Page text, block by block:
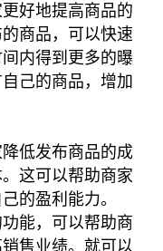
好地提高商品的
商品，可以快速
内得到更多的曝
己的商品，增加
低发布商品的成
这可以帮助商家
的盈利能力。
能，可以帮助商
售业绩。就可以